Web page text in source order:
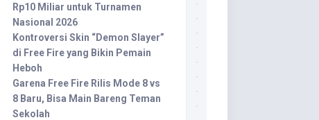
Rp10 Miliar untuk Turnamen
Nasional 2026
Kontroversi Skin “Demon Slayer”
di Free Fire yang Bikin Pemain
Heboh
Garena Free Fire Rilis Mode 8 vs
8 Baru, Bisa Main Bareng Teman
Sekolah